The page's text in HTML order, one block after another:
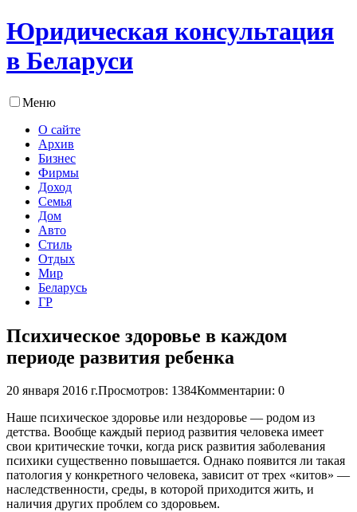
Юридическая консультация
в Беларуси
Меню
О сайте
Архив
Бизнес
Фирмы
Доход
Семья
Дом
Авто
Стиль
Отдых
Мир
Беларусь
ГР
Психическое здоровье в каждом
периоде развития ребенка
20 января 2016 г.Просмотров: 1384Комментарии: 0
Наше психическое здоровье или нездоровье — родом из
детства. Вообще каждый период развития человека имеет
свои критические точки, когда риск развития заболевания
психики существенно повышается. Однако появится ли такая
патология у конкретного человека, зависит от трех «китов» —
наследственности, среды, в которой приходится жить, и
наличия других проблем со здоровьем.